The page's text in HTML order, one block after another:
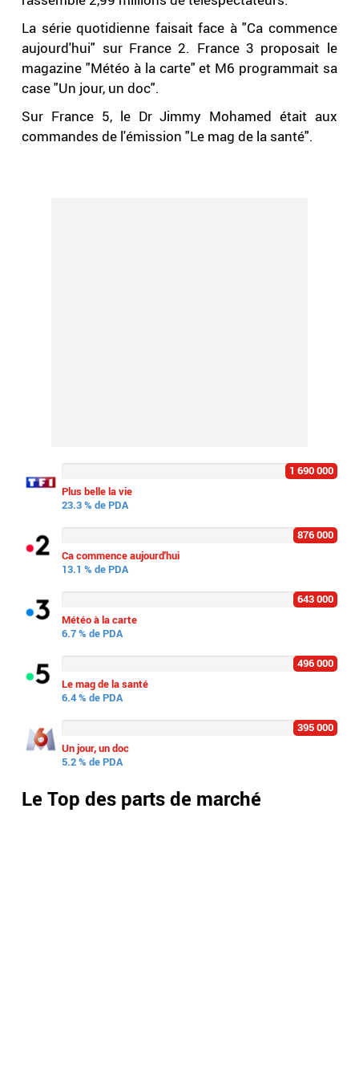
La série quotidienne faisait face à "Ca commence
aujourd'hui" sur France 2. France 3 proposait le
magazine "Météo à la carte" et M6 programmait sa
case "Un jour, un doc".
Sur France 5, le Dr Jimmy Mohamed était aux
commandes de l'émission "Le mag de la santé".
Plus belle la vie
23.3 % de PDA
1 690 000
Ca commence aujourd'hui
13.1 % de PDA
876 000
Météo à la carte
6.7 % de PDA
643 000
Le mag de la santé
6.4 % de PDA
496 000
Un jour, un doc
5.2 % de PDA
395 000
Le Top des parts de marché